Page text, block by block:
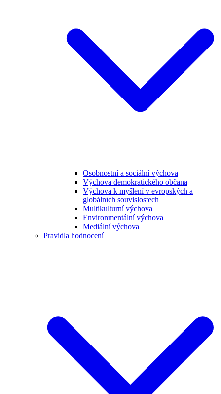
Osobnostní a sociální výchova
Výchova demokratického občana
Výchova k myšlení v evropských a
globálních souvislostech
Multikulturní výchova
Environmentální výchova
Mediální výchova
Pravidla hodnocení